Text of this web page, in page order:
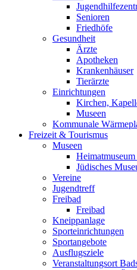
Senioren
Friedhöfe
Gesundheit
Ärzte
Apotheken
Krankenhäuser
Tierärzte
Einrichtungen
Kirchen,
Museen
Kommunale
Freizeit & Tourismus
Museen
Jüdisches
Vereine
Jugendtreff
Freibad
Freibad
Kneippanlage
Sporteinrichtungen
Sportangebote
Ausflugsziele
Veranstaltungsort